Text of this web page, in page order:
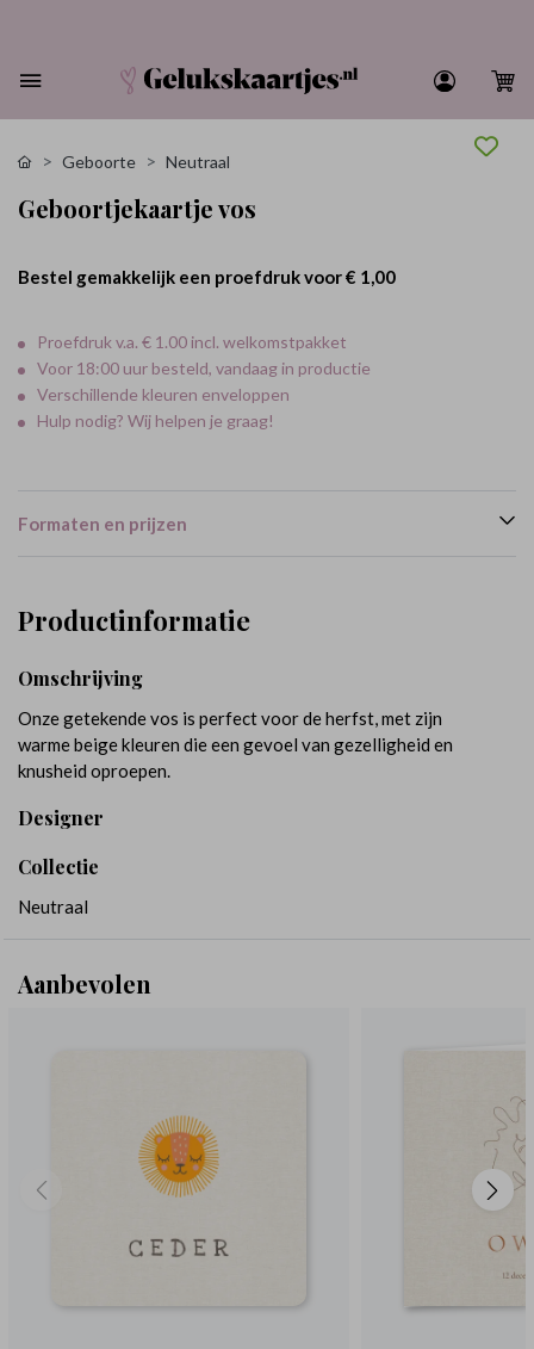
Geboorte Neutraal
Geboortjekaartje vos
Bestel gemakkelijk een proefdruk voor€ 1,00
Proefdruk v.a. € 1.00 incl. welkomstpakket
Voor 18:00 uur besteld, vandaag in productie
Verschillende kleuren enveloppen
Hulp nodig? Wij helpen je graag!
Formaten en prijzen
Productinformatie
Omschrijving
Onze getekende vos is perfect voor de herfst, met zijn
warme beige kleuren die een gevoel van gezelligheid en
knusheid oproepen.
Designer
Collectie
Neutraal
Aanbevolen